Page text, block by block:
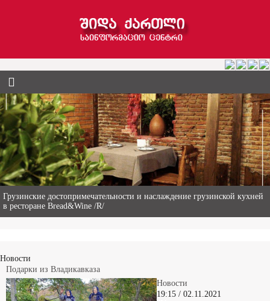
Гиви Абалаки – 86-летний фермер из Горийского муниципалитета
Подарки из Владикавказа
19:15 / 02.11.2021
"У нас мало чего растёт на